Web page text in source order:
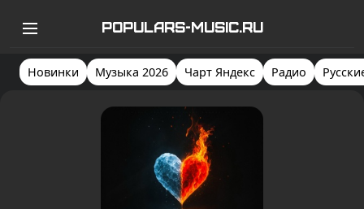
POPULARS-MUSIC.RU
Новинки Музыка 2026 Чарт Яндекс Радио